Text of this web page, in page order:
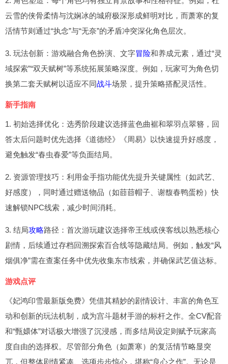
云雪的侠骨柔情与沈娴冰的城府极深形成鲜明对比，而萧寒的复
活情节则通过“执念”与“无奈”的矛盾冲突深化角色层次。
3. 玩法创新：游戏融合角色扮演、文字冒险和养成元素，通过“灵
域探索”“双天赋树”等系统拓展策略深度。例如，玩家可为角色切
换第二套天赋树以适应不同战斗场景，提升策略搭配灵活性。
新手指南
1. 初始选择优化：选秀阶段建议选择蓝色曲裾和翠羽点翠簪，回
答太后问题时优先选择《道德经》《周易》以快速提升好感度，
避免触发“春虫春爱”等负面结局。
2. 资源管理技巧：利用金手指功能优先提升关键属性（如武艺、
好感度），同时通过赠送物品（如莔莔帽子、谢馥春鸭蛋粉）快
速解锁NPC线索，减少时间消耗。
3. 结局攻略路径：首次游玩建议选择帝王线或侠客线以熟悉核心
剧情，后续通过存档回溯探索百合线等隐藏结局。例如，触发“风
烟俱净”需在查案任务中优先收集东市线索，并确保武艺值达标。
游戏点评
《妃鸿印雪最新版免费》凭借其精妙的剧情设计、丰富的角色互
动和创新的玩法机制，成为宫斗题材手游的标杆之作。全CV配音
和“甄嬛体”对话极大增强了沉浸感，而多结局设定则赋予玩家高
度自由的选择权。尽管部分角色（如萧寒）的复活情节略显突
兀，但整体剧情紧凑、选项步步惊心，堪称“良心之作”。无论是